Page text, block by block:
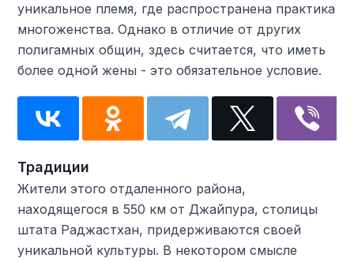
уникальное племя, где распространена практика
многоженства. Однако в отличие от других
полигамных общин, здесь считается, что иметь
более одной жены - это обязательное условие.
Традиции
Жители этого отдаленного района,
находящегося в 550 км от Джайпура, столицы
штата Раджастхан, придерживаются своей
уникальной культуры. В некотором смысле